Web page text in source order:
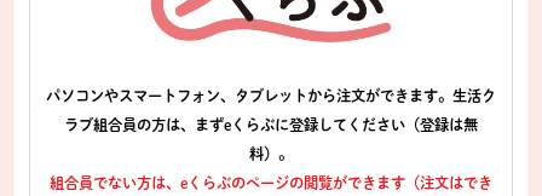
パソコンやスマートフォン、タブレットから注文ができます。生活ク
ラブ組合員の方は、まずeくらぶに登録してください（登録は無
料）。
組合員でない方は、eくらぶのページの閲覧ができます（注文はでき